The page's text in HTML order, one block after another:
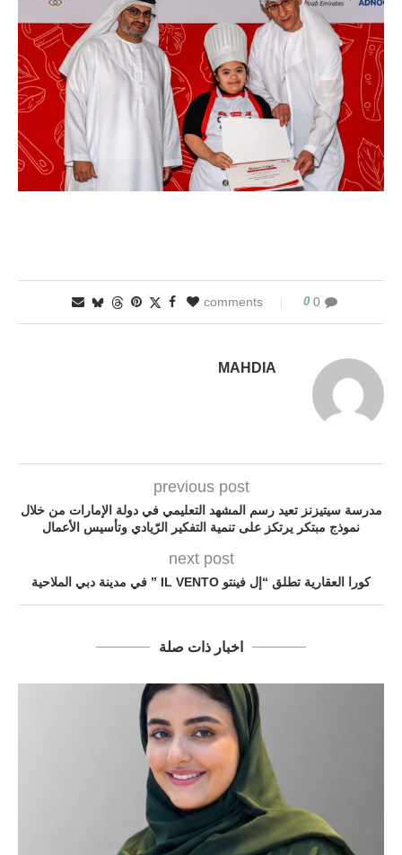
0 comments
0
MAHDIA
previous post
مدرسة سيتيزنز تعيد رسم المشهد التعليمي في دولة الإمارات من خلال
نموذج مبتكر يرتكز على تنمية التفكير الرّيادي وتأسيس الأعمال
next post
كورا العقارية تطلق “إل فينتو IL VENTO ” في مدينة دبي الملاحية
اخبار ذات صلة